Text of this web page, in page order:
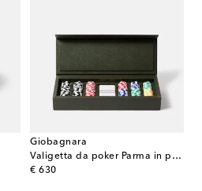
Giobagnara
Valigetta da poker Parma in pelle
€ 630
original price